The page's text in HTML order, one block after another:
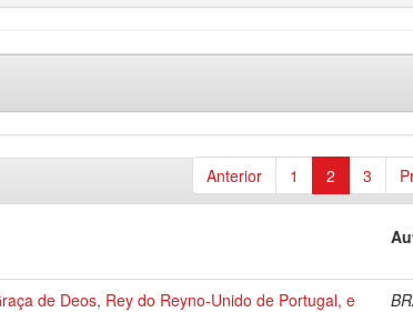
Anterior 1 2 3
de Deos, Rey do Reyno-Unido de Portugal, e